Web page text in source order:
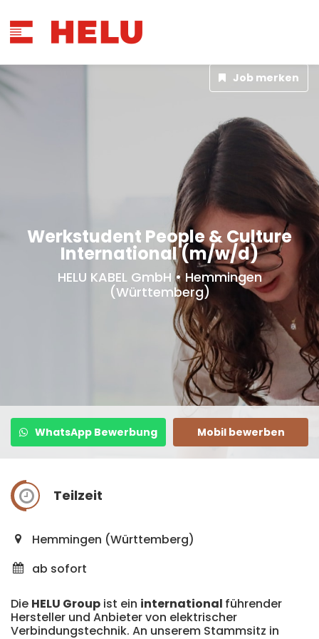
Werkstudent People & Culture
International (m/w/d)
HELU KABEL GmbH • Hemmingen
(Württemberg)
Job merken
WhatsApp Bewerbung Mobil bewerben
Teilzeit
Hemmingen (Württemberg)
ab sofort
Die HELU Group ist ein international führender
Hersteller und Anbieter von elektrischer
Verbindungstechnik. An unserem Stammsitz in